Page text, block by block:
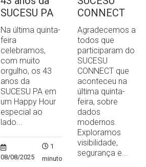
SUCESU PA
Na última quinta-
feira
celebramos,
com muito
orgulho, os 43
anos da
SUCESU PA em
um Happy Hour
especial ao
lado...
08/08/2025
1
minuto
CONNECT
Agradecemos a
todos que
participaram do
SUCESU
CONNECT que
aconteceu na
última quinta-
feira, sobre
dados
modernos.
Exploramos
visibilidade,
segurança e...